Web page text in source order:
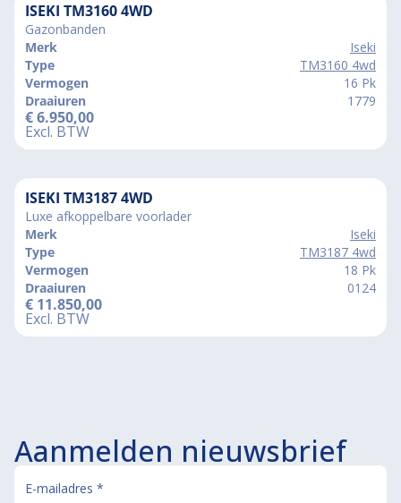
ISEKI TM3160 4WD
Gazonbanden
Merk
Iseki
Type
TM3160 4wd
Vermogen
16 Pk
Draaiuren
1779
€6.950,00
Excl. BTW
ISEKI TM3187 4WD
Luxe afkoppelbare voorlader
Merk
Iseki
Type
TM3187 4wd
Vermogen
18 Pk
Draaiuren
0124
€ 11.850,00
Excl. BTW
Aanmelden nieuwsbrief